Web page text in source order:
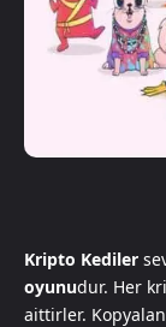
Kripto Kediler
oyunudur. Her
aittirler.